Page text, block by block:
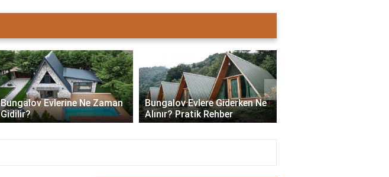
Bungalov Evlerine Ne Zaman
Gidilir?
Bungalov Evlere Giderken Ne
Alınır? Pratik Rehber
›